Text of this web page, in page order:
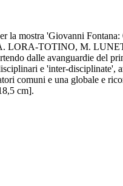
la mostra 'Giovanni
LORA-TOTINO, M.
dalle avanguardie del
e 'inter-disciplinate',
comuni e una globale e
cm].